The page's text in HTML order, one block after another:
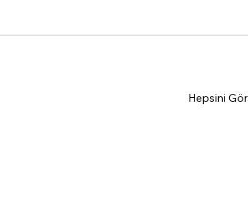
Hepsini Gör